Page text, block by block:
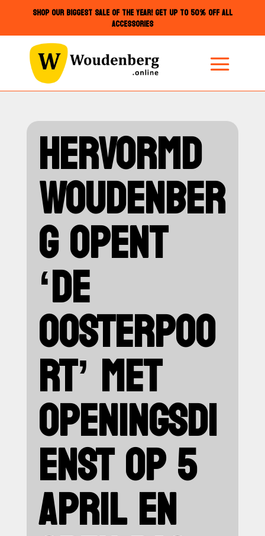
SHOP OUR BIGGEST SALE OF THE YEAR! GET UP TO 50% OFF ALL
ACCESSORIES
HERVORMD
WOUDENBER
G OPENT
‘DE
OOSTERPOO
RT’ MET
OPENINGSDI
ENST OP 5
APRIL EN